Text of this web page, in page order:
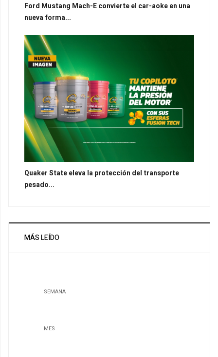
Ford Mustang Mach-E convierte el car-aoke en una
nueva forma...
Quaker State eleva la protección del transporte
pesado...
MÁS LEÍDO
SEMANA
MES